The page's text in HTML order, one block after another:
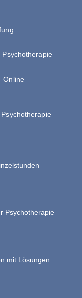
Online
Psychotherapie
mit Lösungen